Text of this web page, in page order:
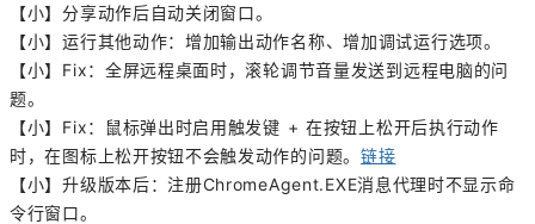
【小】分享动作后自动关闭窗口。
【小】运行其他动作：增加输出动作名称、增加调试运行选项。
【小】Fix：全屏远程桌面时，滚轮调节音量发送到远程电脑的问
题。
【小】Fix：鼠标弹出时启用触发键 + 在按钮上松开后执行动作
时，在图标上松开按钮不会触发动作的问题。 链接
【小】升级版本后：注册ChromeAgent.EXE消息代理时不显示命
令行窗口。